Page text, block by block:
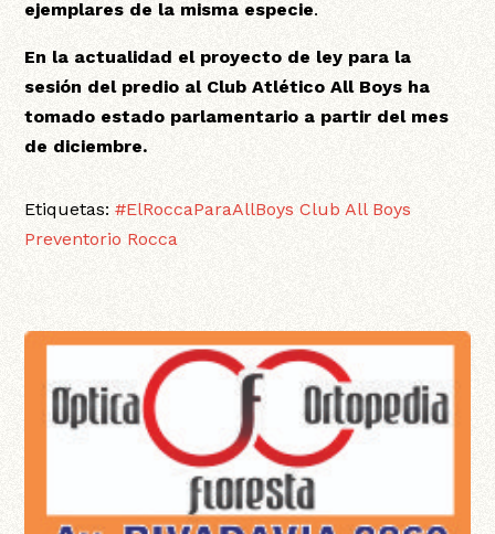
ejemplares de la misma especie.
En la actualidad el proyecto de ley para la
sesión del predio al Club Atlético All Boys ha
tomado estado parlamentario a partir del mes
de diciembre.
Etiquetas:#ElRoccaParaAllBoys Club All Boys
Preventorio Rocca